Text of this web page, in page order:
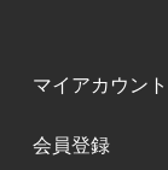
マイアカウント
会員登録